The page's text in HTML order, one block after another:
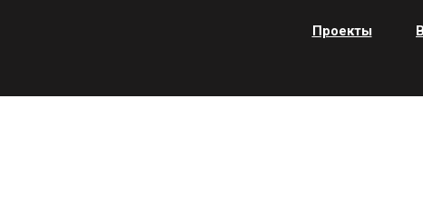
Проекты